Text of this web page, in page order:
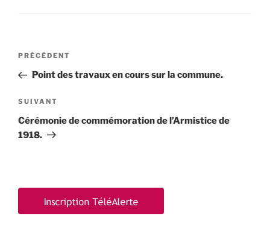
Navigation
l’article
Article
précédent
PRÉCÉDENT
Point des travaux en cours sur la commune.
Article
suivant
SUIVANT
Cérémonie de commémoration de l’Armistice de
1918.